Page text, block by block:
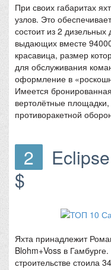
При своих габаритах
узлов. Это
состоит из 2 дизельных
выдающих вместе
красавица, размер
для обслуживания
оформление в
Имеется
вертолётные
противоракетной
2
$
Яхта принадлежит
Blohm+Voss в
строительстве стоила